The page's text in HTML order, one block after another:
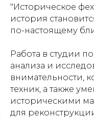
"Историческое
история
по-настоящему
Работа в студии
анализа и
внимательности,
техник, а также
историческими
для